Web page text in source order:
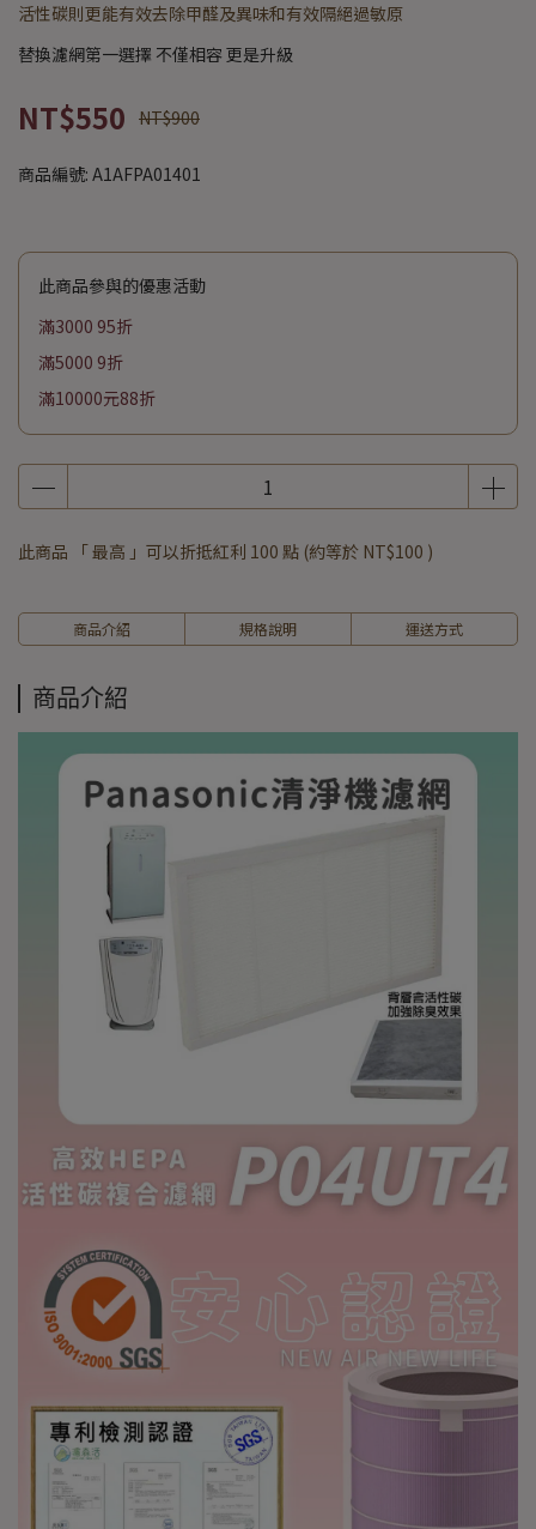
活性碳則更能有效去除甲醛及異味和有效隔絕過敏原
替換濾網第一選擇 不僅相容 更是升級
NT$550 NT$900
商品編號: A1AFPA01401
此商品參與的優惠活動
滿3000 95折
滿5000 9折
滿10000元88折
此商品 「 最高 」可以折抵紅利 100 點 (約等於 NT$100 )
商品介紹 規格說明 運送方式
商品介紹